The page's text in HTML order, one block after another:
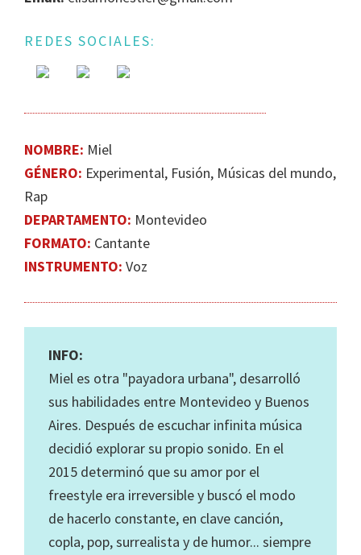
GÉNERO
LA
MUSICAL
REDES SOCIALES:
NOMBRE: Miel
GÉNERO: Experimental, Fusión, Músicas del mundo,
Rap
DEPARTAMENTO: Montevideo
FORMATO: Cantante
INSTRUMENTO: Voz
INFO:
Miel es otra "payadora urbana", desarrolló
sus habilidades entre Montevideo y Buenos
Aires. Después de escuchar infinita música
decidió explorar su propio sonido. En el
2015 determinó que su amor por el
freestyle era irreversible y buscó el modo
de hacerlo constante, en clave canción,
copla, pop, surrealista y de humor... siempre